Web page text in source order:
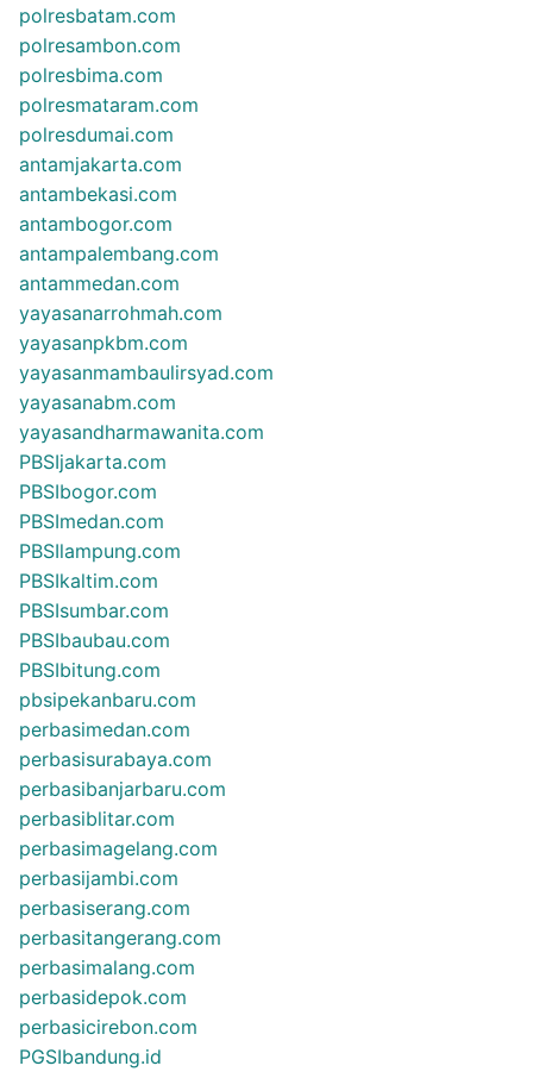
polresbatam.com
polresambon.com
polresbima.com
polresmataram.com
polresdumai.com
antamjakarta.com
antambekasi.com
antambogor.com
antampalembang.com
antammedan.com
yayasanarrohmah.com
yayasanpkbm.com
yayasanmambaulirsyad.com
yayasanabm.com
yayasandharmawanita.com
PBSIjakarta.com
PBSIbogor.com
PBSImedan.com
PBSIlampung.com
PBSIkaltim.com
PBSIsumbar.com
PBSIbaubau.com
PBSIbitung.com
pbsipekanbaru.com
perbasimedan.com
perbasisurabaya.com
perbasibanjarbaru.com
perbasiblitar.com
perbasimagelang.com
perbasijambi.com
perbasiserang.com
perbasitangerang.com
perbasimalang.com
perbasidepok.com
perbasicirebon.com
PGSIbandung.id